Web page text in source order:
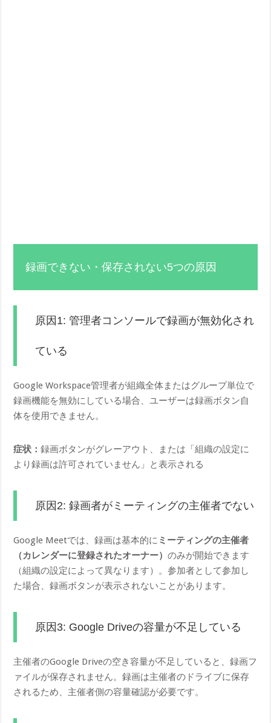
録画できない・保存されない5つの原因
原因1: 管理者コンソールで録画が無効化され
ている
Google Workspace管理者が組織全体またはグループ単位で
録画機能を無効にしている場合、ユーザーは録画ボタン自
体を使用できません。
症状：録画ボタンがグレーアウト、または「組織の設定に
より録画は許可されていません」と表示される
原因2: 録画者がミーティングの主催者でない
Google Meetでは、録画は基本的に ミーティングの主催者
（カレンダーに登録されたオーナー）のみが開始できます
（組織の設定によって異なります）。参加者として参加し
た場合、録画ボタンが表示されないことがあります。
原因3: Google Driveの容量が不足している
主催者のGoogle Driveの空き容量が不足していると、録画フ
ァイルが保存されません。録画は主催者のドライブに保存
されるため、主催者側の容量確認が必要です。